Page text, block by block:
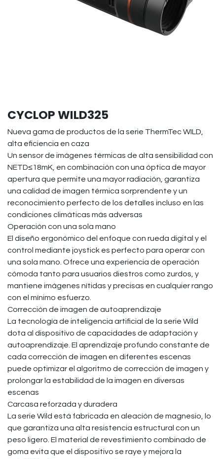
CYCLOP WILD325
Nueva gama de productos de la serie ThermTec WILD,
alta eficiencia en caza
Un sensor de imágenes térmicas de alta sensibilidad con
NETD≤18mK, en combinación con una óptica de mayor
apertura que permite una mayor radiación, garantiza
una calidad de imagen térmica sorprendente y un
reconocimiento perfecto de los detalles incluso en las
condiciones climáticas más adversas
Operación con una sola mano
El diseño ergonómico del enfoque con rueda digital y el
control mediante joystick es perfecto para operar con
una sola mano. Ofrece una experiencia de operación
cómoda tanto para usuarios diestros como zurdos, y
mantiene imágenes nítidas y precisas en cualquier rango
con el mínimo esfuerzo.
Corrección de imagen de autoaprendizaje
La tecnología de inteligencia artificial de la serie Wild
dota al dispositivo de capacidades de adaptación y
autoaprendizaje. El aprendizaje profundo constante de
cada corrección de imagen en diferentes escenas
puede optimizar el algoritmo de corrección de imagen y
prolongar la estabilidad de la imagen en diversas
escenas
Carcasa reforzada y duradera
La serie Wild está fabricada en aleación de magnesio, lo
que garantiza una alta resistencia estructural con un
peso ligero. El material de revestimiento combinado de
goma evita que el dispositivo se raye y mejora la